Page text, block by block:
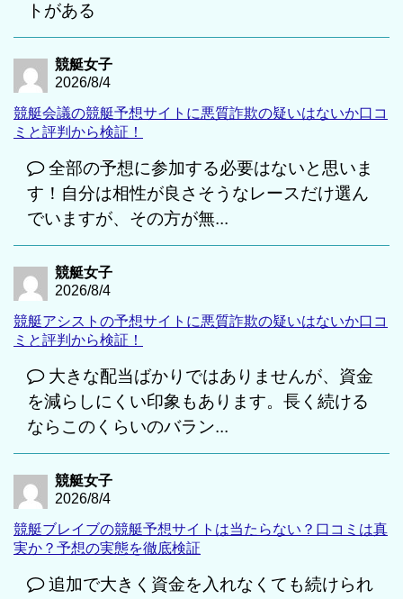
トがある
競艇女子
2026/8/4
競艇会議の競艇予想サイトに悪質詐欺の疑いはないか口コ
ミと評判から検証！
全部の予想に参加する必要はないと思いま
す！自分は相性が良さそうなレースだけ選ん
でいますが、その方が無...
競艇女子
2026/8/4
競艇アシストの予想サイトに悪質詐欺の疑いはないか口コ
ミと評判から検証！
大きな配当ばかりではありませんが、資金
を減らしにくい印象もあります。長く続ける
ならこのくらいのバラン...
競艇女子
2026/8/4
競艇ブレイブの競艇予想サイトは当たらない？口コミは真
実か？予想の実態を徹底検証
追加で大きく資金を入れなくても続けられ